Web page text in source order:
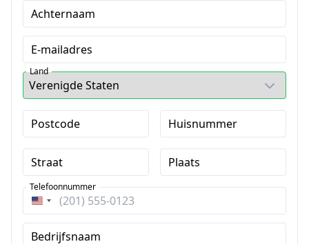
Achternaam
E-mailadres
Land
Postcode Huisnummer
Straat Plaats
Verenigde
Staten
+1
Telefoonnummer
Bedrijfsnaam